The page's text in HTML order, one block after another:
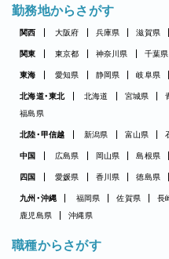
勤務地からさがす
関西 大阪府 兵庫県 滋賀県
関東 東京都 神奈川県 千葉県
東海 愛知県 静岡県 岐阜県
北海道・東北 北海道 宮城県
福島県
北陸・甲信越 新潟県 富山県
中国 広島県 岡山県 島根県
四国 愛媛県 香川県 徳島県
九州・沖縄 福岡県 佐賀県 長
鹿児島県
沖縄県
職種からさがす